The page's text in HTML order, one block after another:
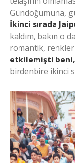
Gündoğumuna,
İkinci sırada
kaldım, bakın o
romantik,
etkilemişti
birdenbire ikinci